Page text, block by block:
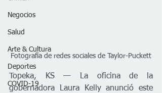
Negocios
Salud
Arte & Cultura
Deportes
COVID-19
Fotografía de redes sociales de Taylor-Puckett
Topeka, KS — La oficina de la
gobernadora Laura Kelly anunció este